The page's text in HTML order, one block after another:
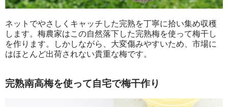
ネットでやさしくキャッチした完熟を丁寧に拾い集め収穫
します。梅農家はこの自然落下した完熟梅を使って梅干し
を作ります。しかしながら、大変傷みやすいため、市場に
はほとんど出荷されない貴重な梅です。
完熟南高梅を使って自宅で梅干作り